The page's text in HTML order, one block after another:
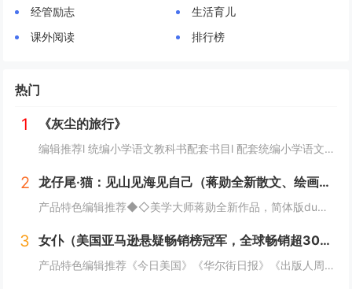
经管励志
生活育儿
课外阅读
排行榜
热门
1 《灰尘的旅行》
编辑推荐l 统编小学语文教科书配套书目l 配套统编小学语文教科书“快乐读书吧”栏目同步使用l 统编义务教育教科书小学语文主编曹文轩、陈先云担纲主编l 精选原作，提供阅读指导l 人民教育出版社课程教材研究所小学语文课程研究开发中心编辑出版l...
2 龙仔尾·猫：见山见海见自己（蒋勋全新散文、绘画、书法、摄影，一部静心疗愈之作！人生缓缓，自有答案）
产品特色编辑推荐◆◇美学大师蒋勋全新作品，简体版du家授权！收录蒋勋全新随笔、书法、绘画、摄影，一部静心疗愈之作！◆◇蒋勋美学散文代表作，寻找一个人的桃花源！蒋勋的散文充满东方美学韵味，独树一帜，几十年来畅销两岸三地千万册，是一代人心目中的...
3 女仆（美国亚马逊悬疑畅销榜冠军，全球畅销超300万册，《纽约时报》霸榜39周）
产品特色编辑推荐《今日美国》《华尔街日报》《出版人周刊》《星期日泰晤士报》联袂推荐，《纽约时报》畅销榜霸榜39周，美国亚马逊悬疑畅销榜NO.1，美国亚马逊2023年度最佳图书奖，Goodreads 2023年度读者选择奖，2023年荣获国际...